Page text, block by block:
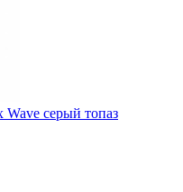
серый топаз